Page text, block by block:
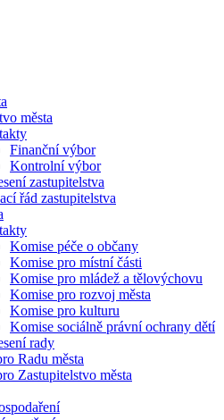
města
Finanční výbor
Kontrolní výbor
zastupitelstva
řád zastupitelstva
Komise péče o občany
Komise pro místní části
Komise pro mládež a tělovýchovu
Komise pro rozvoj města
Komise pro kulturu
Komise sociálně právní ochrany dětí
rady
Radu města
Zastupitelstvo města